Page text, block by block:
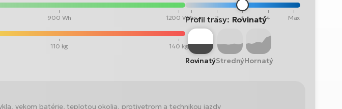
900 Wh 1200 Wh
110 kg 140 kg
Min 2 3 4 Max
Profil trasy: Rovinatý
RovinatýStrednýHornatý
vekom batérie, teplotou okolia, protivetrom a technikou jazdy